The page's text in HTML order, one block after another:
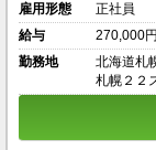
雇用形態
正社員
給与
270,000
勤務地
北海道札
札幌２２